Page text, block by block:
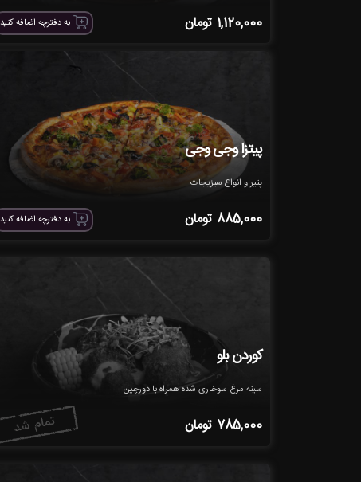
1,120,000 تومان به دفترچه اضافه کنید
پیتزا وجی وجی
پنیر و انواع سبزیجات
885,000 تومان به دفترچه اضافه کنید
کوردن بلو
سینه مرغ سوخاری شده همراه با دورچین
785,000 تومان